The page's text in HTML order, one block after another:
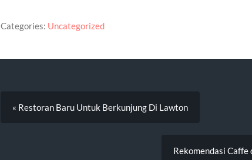
Categories: Uncategorized
« Restoran Baru Untuk Berkunjung Di Lawton
Rekomendasi Caffe